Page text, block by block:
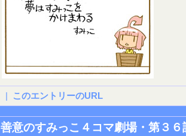
| このエントリーのURL
善意のすみっこ４コマ劇場・第３